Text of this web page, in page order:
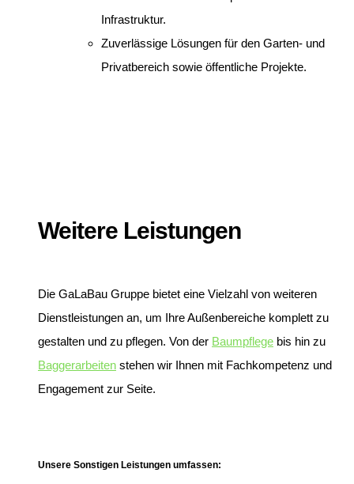
Infrastruktur.
Zuverlässige Lösungen für den Garten- und
Privatbereich sowie öffentliche Projekte.
Weitere Leistungen
Die GaLaBau Gruppe bietet eine Vielzahl von weiteren
Dienstleistungen an, um Ihre Außenbereiche komplett zu
gestalten und zu pflegen. Von der Baumpflege bis hin zu
Baggerarbeiten stehen wir Ihnen mit Fachkompetenz und
Engagement zur Seite.
Unsere Sonstigen Leistungen umfassen: